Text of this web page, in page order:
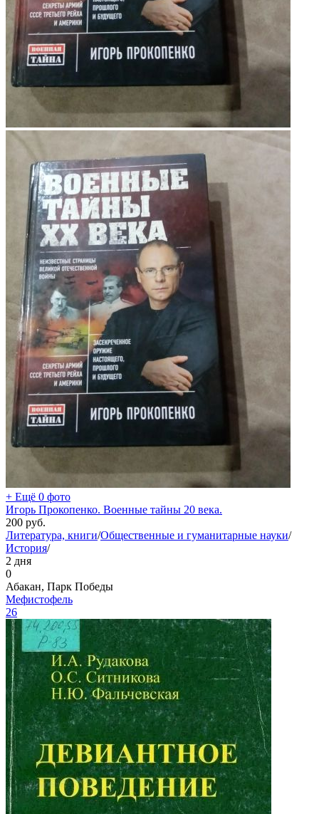
+ Ещё 0 фото
Игорь Прокопенко. Военные тайны 20 века.
200 руб.
Литература, книги/Общественные и гуманитарные науки/
История/
2 дня
0
Абакан, Парк Победы
Мефистофель
26